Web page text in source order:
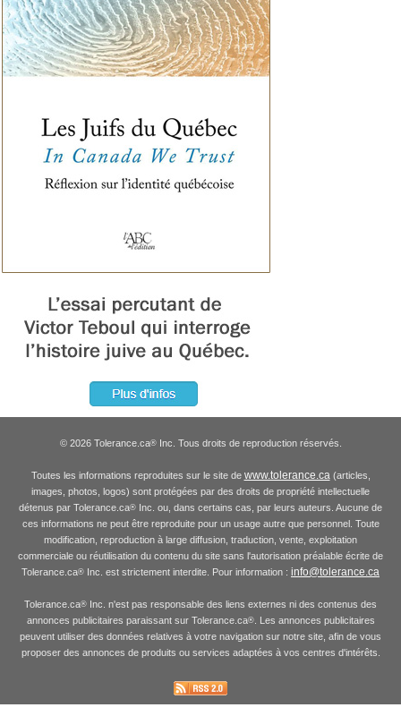
© 2026 Tolerance.ca®Inc. Tous droits de reproduction réservés.
Toutes les informations reproduites sur le site de www.tolerance.ca(articles,
images, photos, logos) sont protégées par des droits de propriété intellectuelle
détenus par Tolerance.ca® Inc. ou, dans certains cas, par leurs auteurs. Aucune de
ces informations ne peut être reproduite pour un usage autre que personnel. Toute
modification, reproduction à large diffusion, traduction, vente, exploitation
commerciale ou réutilisation du contenu du site sans l'autorisation préalable écrite de
Tolerance.ca® Inc. est strictement interdite. Pour information : info@tolerance.ca
Tolerance.ca® Inc. n'est pas responsable des liens externes ni des contenus des
annonces publicitaires paraissant sur Tolerance.ca®. Les annonces publicitaires
peuvent utiliser des données relatives à votre navigation sur notre site, afin de vous
proposer des annonces de produits ou services adaptées à vos centres d'intérêts.